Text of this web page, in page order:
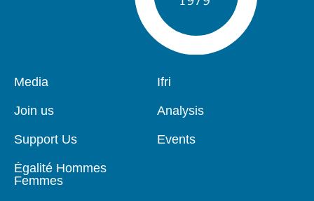
Pied
page
Media
Join us
Support Us
Égalité Hommes
Femmes
Navigation
Ifri
Analysis
Events